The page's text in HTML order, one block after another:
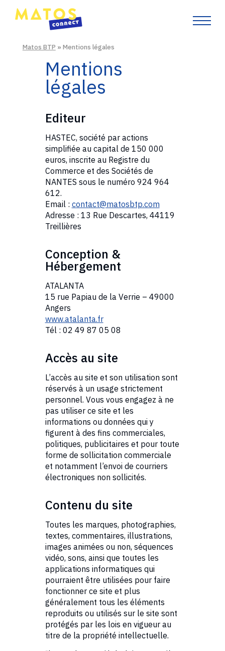
Matos BTP » Mentions légales
Mentions
légales
Editeur
HASTEC, société par actions
simplifiée au capital de 150 000
euros, inscrite au Registre du
Commerce et des Sociétés de
NANTES sous le numéro 924 964
612.
Email : contact@matosbtp.com
Adresse : 13 Rue Descartes, 44119
Treillières
Conception &
Hébergement
ATALANTA
15 rue Papiau de la Verrie – 49000
Angers
www.atalanta.fr
Tél : 02 49 87 05 08
Accès au site
L’accès au site et son utilisation sont
réservés à un usage strictement
personnel. Vous vous engagez à ne
pas utiliser ce site et les
informations ou données qui y
figurent à des fins commerciales,
politiques, publicitaires et pour toute
forme de sollicitation commerciale
et notamment l’envoi de courriers
électroniques non sollicités.
Contenu du site
Toutes les marques, photographies,
textes, commentaires, illustrations,
images animées ou non, séquences
vidéo, sons, ainsi que toutes les
applications informatiques qui
pourraient être utilisées pour faire
fonctionner ce site et plus
généralement tous les éléments
reproduits ou utilisés sur le site sont
protégés par les lois en vigueur au
titre de la propriété intellectuelle.